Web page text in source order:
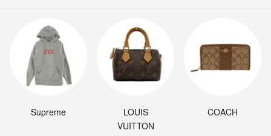
Supreme
LOUIS
VUITTON
COACH